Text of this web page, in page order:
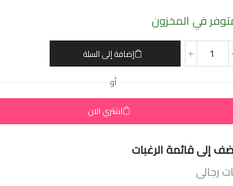
في المخزون
إضافة إلى السلة
أو
اشتري الان
إلى قائمة الرغبات
رجالى